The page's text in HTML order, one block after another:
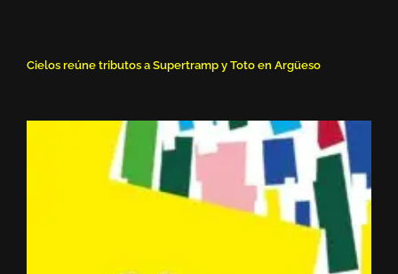
Cielos reúne tributos a Supertramp y Toto en Argüeso